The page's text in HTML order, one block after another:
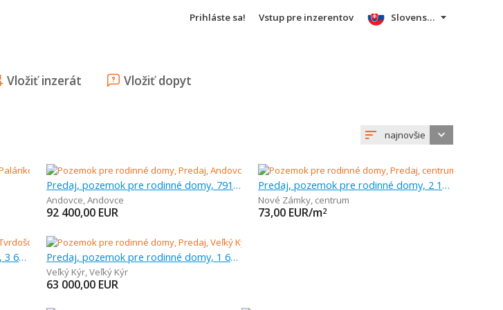
Prihláste sa! Vstup pre inzerentov
Vložiť inzerát Vložiť dopyt
Slovensky
najnovšie
Predaj, pozemok pre rodinné domy, 791 m
Andovce,Andovce
92 400,00 EUR
Predaj, pozemok pre rodinné domy, 2 102 m
Nové Zámky, centrum
73,00 EUR/m2
Predaj, pozemok pre rodinné domy, 3 692 m Predaj, pozemok pre rodinné domy, 1 629 m
Veľký Kýr,Veľký Kýr
63 000,00 EUR